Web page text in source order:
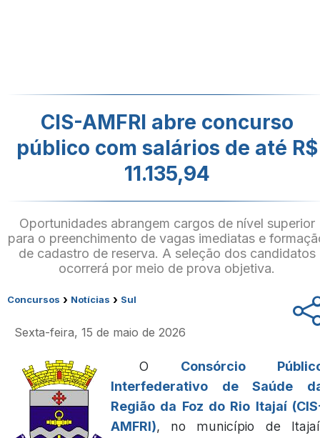
CIS-AMFRI abre concurso
público com salários de até R$
11.135,94
Oportunidades abrangem cargos de nível superior
para o preenchimento de vagas imediatas e
de cadastro de reserva. A seleção dos candidatos
ocorrerá por meio de prova objetiva.
Concursos › Notícias › Sul
Sexta-feira, 15 de maio de 2026
O Consórcio
Interfederativo de Saúde
Região da Foz do Rio Itajaí
AMFRI), no município de